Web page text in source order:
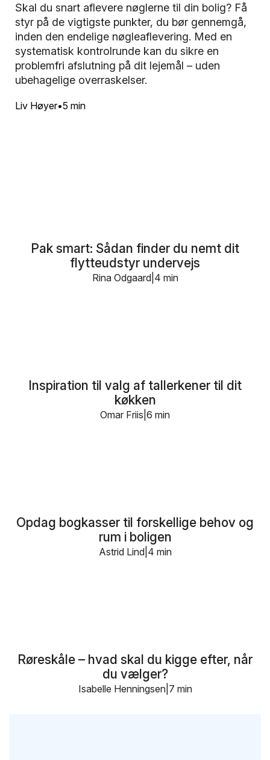
5 min
Skal du snart aflevere nøglerne til din bolig? Få
styr på de vigtigste punkter, du bør gennemgå,
inden den endelige nøgleaflevering. Med en
systematisk kontrolrunde kan du sikre en
problemfri afslutning på dit lejemål – uden
ubehagelige overraskelser.
Liv Høyer
Pak smart: Sådan finder du nemt dit
flytteudstyr undervejs
4 min
Rina Odgaard
Inspiration til valg af tallerkener til dit
køkken
6 min
Omar Friis
Opdag bogkasser til forskellige behov og
rum i boligen
4 min
Astrid Lind
Røreskåle – hvad skal du kigge efter, når
du vælger?
7 min
Isabelle Henningsen